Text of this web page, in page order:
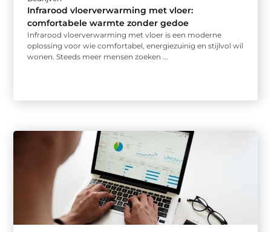
Infrarood vloerverwarming met vloer:
comfortabele warmte zonder gedoe
Infrarood vloerverwarming met vloer is een moderne
oplossing voor wie comfortabel, energiezuinig en stijlvol wil
wonen. Steeds meer mensen zoeken ...